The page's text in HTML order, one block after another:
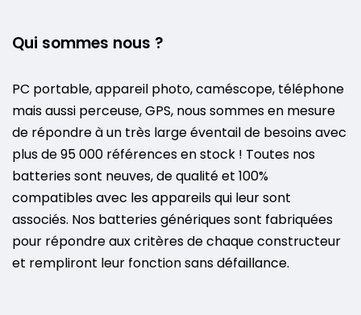
Qui sommes nous ?
PC portable, appareil photo, caméscope, téléphone
mais aussi perceuse, GPS, nous sommes en mesure
de répondre à un très large éventail de besoins avec
plus de 95 000 références en stock ! Toutes nos
batteries sont neuves, de qualité et 100%
compatibles avec les appareils qui leur sont
associés. Nos batteries génériques sont fabriquées
pour répondre aux critères de chaque constructeur
et rempliront leur fonction sans défaillance.